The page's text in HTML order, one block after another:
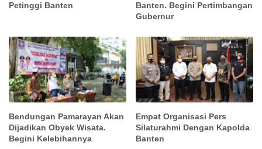
Petinggi Banten
Banten. Begini Pertimbangan
Gubernur
Bendungan Pamarayan Akan
Dijadikan Obyek Wisata.
Begini Kelebihannya
Empat Organisasi Pers
Silaturahmi Dengan Kapolda
Banten